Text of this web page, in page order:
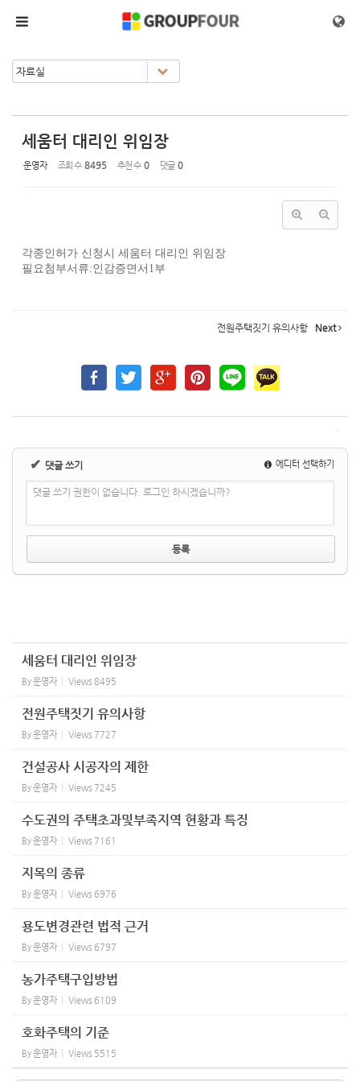
세움터 대리인 위임장
운영자 조회 수 8495 추천 수 0 댓글 0
각종인허가 신청시 세움터 대리인 위임장
필요첨부서류:인감증면서1부
전원주택짓기 유의사항 Next
✔ 댓글 쓰기 에디터 선택하기
댓글 쓰기 권한이 없습니다. 로그인 하시겠습니까?
세움터 대리인 위임장
By운영자 Views 8495
전원주택짓기 유의사항
By운영자 Views 7727
건설공사 시공자의 제한
By운영자 Views 7245
수도권의 주택초과및부족지역 현황과 특징
By운영자 Views 7161
지목의 종류
By운영자 Views 6976
용도변경관련 법적 근거
By운영자 Views 6797
농가주택구입방법
By운영자 Views 6109
호화주택의 기준
By운영자 Views 5515